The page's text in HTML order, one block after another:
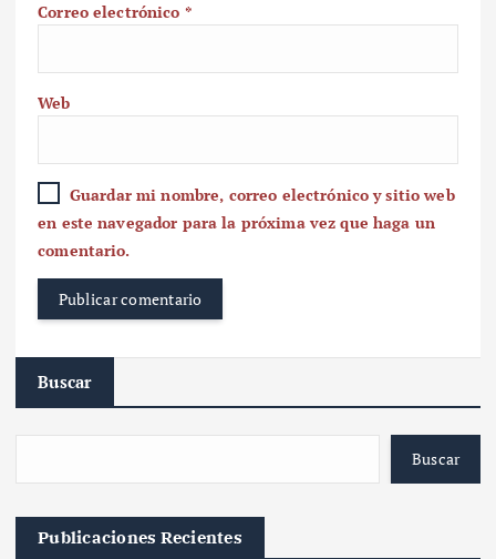
Correo electrónico *
Web
Guardar mi nombre, correo electrónico y sitio web
en este navegador para la próxima vez que haga un
comentario.
Buscar
Buscar
Publicaciones Recientes